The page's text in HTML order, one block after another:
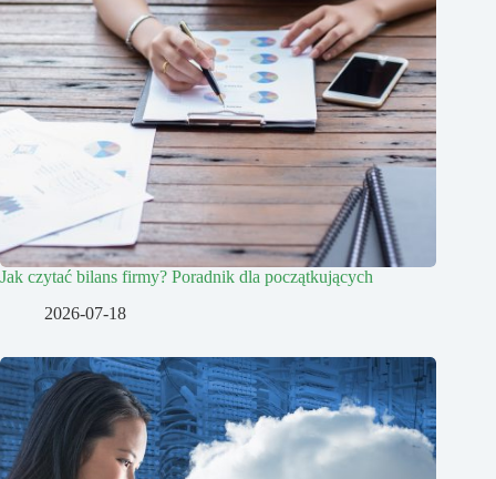
Jak czytać bilans firmy? Poradnik dla początkujących
2026-07-18